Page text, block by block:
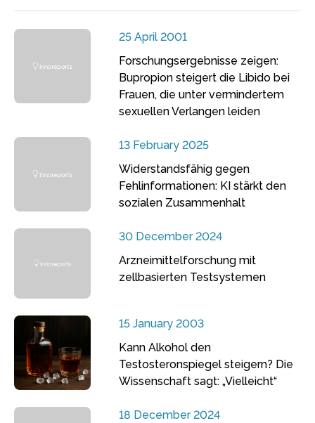
25 April 2001
Forschungsergebnisse zeigen:
Bupropion steigert die Libido bei
Frauen, die unter vermindertem
sexuellen Verlangen leiden
13 February 2025
Widerstandsfähig gegen
Fehlinformationen: KI stärkt den
sozialen Zusammenhalt
30 December 2024
Arzneimittelforschung mit
zellbasierten Testsystemen
15 January 2003
Kann Alkohol den
Testosteronspiegel steigern? Die
Wissenschaft sagt: „Vielleicht“
18 December 2024